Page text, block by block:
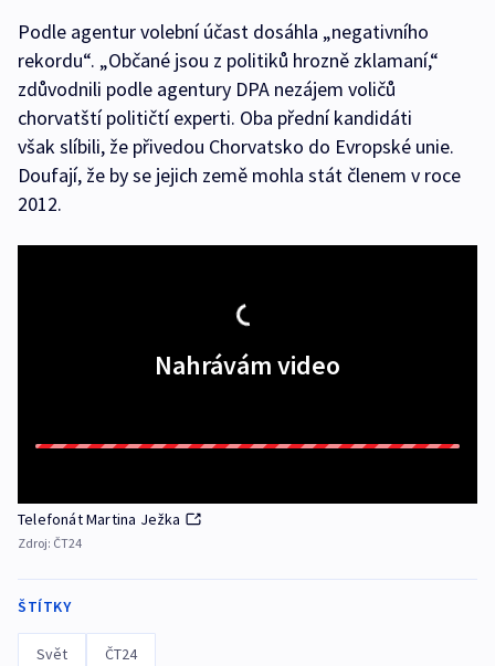
Podle agentur volební účast dosáhla „negativního
rekordu“. „Občané jsou z politiků hrozně zklamaní,“
zdůvodnili podle agentury DPA nezájem voličů
chorvatští političtí experti. Oba přední kandidáti
však slíbili, že přivedou Chorvatsko do Evropské unie.
Doufají, že by se jejich země mohla stát členem v roce
2012.
Nahrávám video
Telefonát Martina Ježka
Zdroj: ČT24
ŠTÍTKY
Svět ČT24